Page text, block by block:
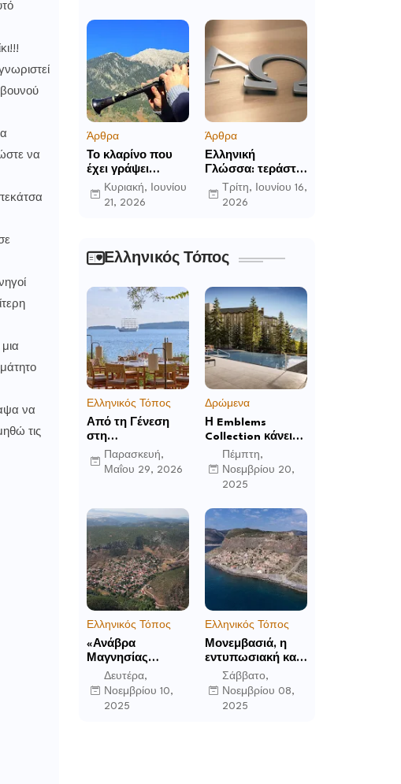
να
να
τις
Άρθρα
Το κλαρίνο που
έχει γράψει
ιστορία στα χωριά
της Ρούμελης
Κυριακή, Ιουνίου
21, 2026
Άρθρα
Ελληνική
Γλώσσα: τεράστια
η προσφορά της
στο παγκόσμιο
Τρίτη, Ιουνίου 16,
2026
Ελληνικός Τόπος
Ελληνικός Τόπος
Από τη Γένεση
στη
Μεταμόρφωση:
Το Mandarin
αποκαλύπτει μια
νέα σεζόν
βιωματικών
εμπειριών
Παρασκευή,
Μαΐου 29, 2026
Δρώμενα
Η Emblems
Collection κάνει
το ντεμπούτο της
στο Ηνωμένο
Βασίλειο με το
Hotel & Spa και
ανακοινώνει άλλα
έξι ανοίγματα για
το 2026 και μετά
Πέμπτη,
Νοεμβρίου 20,
2025
Ελληνικός Τόπος
«Ανάβρα
Μαγνησίας
(Γούρα): Θεών
αέτωμα της
Όθρυος», γράφει
Δευτέρα,
Νοεμβρίου 10,
2025
Ελληνικός Τόπος
Μονεμβασιά, η
εντυπωσιακή και
απομονωμένη
οχυρωμένη πόλη
που ιδρύθηκε από
Σάββατο,
Νοεμβρίου 08,
2025